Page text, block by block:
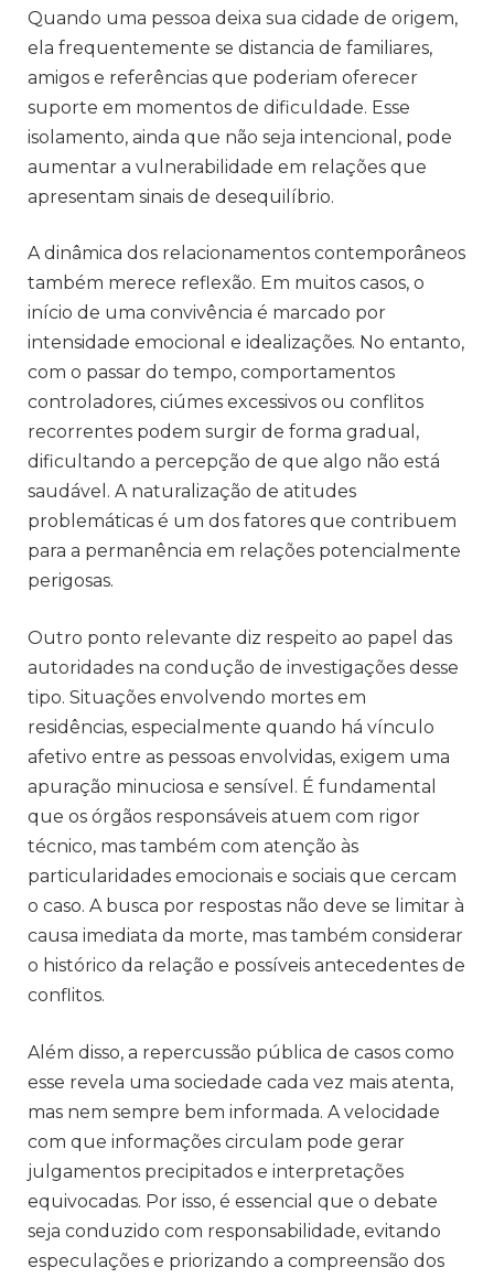
Quando uma pessoa deixa sua cidade de origem,
ela frequentemente se distancia de familiares,
amigos e referências que poderiam oferecer
suporte em momentos de dificuldade. Esse
isolamento, ainda que não seja intencional, pode
aumentar a vulnerabilidade em relações que
apresentam sinais de desequilíbrio.
A dinâmica dos relacionamentos contemporâneos
também merece reflexão. Em muitos casos, o
início de uma convivência é marcado por
intensidade emocional e idealizações. No entanto,
com o passar do tempo, comportamentos
controladores, ciúmes excessivos ou conflitos
recorrentes podem surgir de forma gradual,
dificultando a percepção de que algo não está
saudável. A naturalização de atitudes
problemáticas é um dos fatores que contribuem
para a permanência em relações potencialmente
perigosas.
Outro ponto relevante diz respeito ao papel das
autoridades na condução de investigações desse
tipo. Situações envolvendo mortes em
residências, especialmente quando há vínculo
afetivo entre as pessoas envolvidas, exigem uma
apuração minuciosa e sensível. É fundamental
que os órgãos responsáveis atuem com rigor
técnico, mas também com atenção às
particularidades emocionais e sociais que cercam
o caso. A busca por respostas não deve se limitar à
causa imediata da morte, mas também considerar
o histórico da relação e possíveis antecedentes de
conflitos.
Além disso, a repercussão pública de casos como
esse revela uma sociedade cada vez mais atenta,
mas nem sempre bem informada. A velocidade
com que informações circulam pode gerar
julgamentos precipitados e interpretações
equivocadas. Por isso, é essencial que o debate
seja conduzido com responsabilidade, evitando
especulações e priorizando a compreensão dos